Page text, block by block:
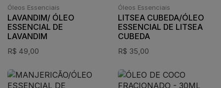
Óleos Essenciais
LAVANDIM/ ÓLEO
ESSENCIAL DE
LAVANDIM
R$ 49,00
Óleos Essenciais
LITSEA CUBEDA/ÓLEO
ESSENCIAL DE LITSEA
CUBEDA
R$ 35,00